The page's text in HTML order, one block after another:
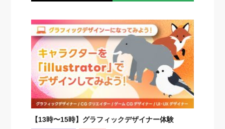
【13時〜15時】グラフィックデザイナー体験